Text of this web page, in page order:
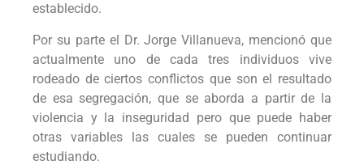
establecido.
Por su parte el Dr. Jorge Villanueva, mencionó que
actualmente uno de cada tres individuos vive
rodeado de ciertos conflictos que son el resultado
de esa segregación, que se aborda a partir de la
violencia y la inseguridad pero que puede haber
otras variables las cuales se pueden continuar
estudiando.